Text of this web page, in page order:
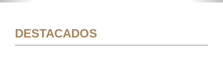
DESTACADOS